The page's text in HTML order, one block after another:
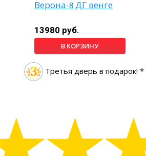
Верона-8 ДГ венге
13980 руб.
В КОРЗИНУ
Третья дверь в подарок! *